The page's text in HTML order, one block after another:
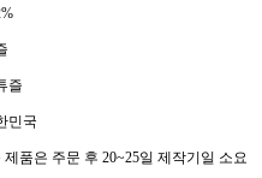
즐
민국
제품은 주문 후 20~25일 제작기일 소요